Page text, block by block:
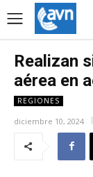
Realizan
aérea en
REGIONES
diciembre 10, 2024